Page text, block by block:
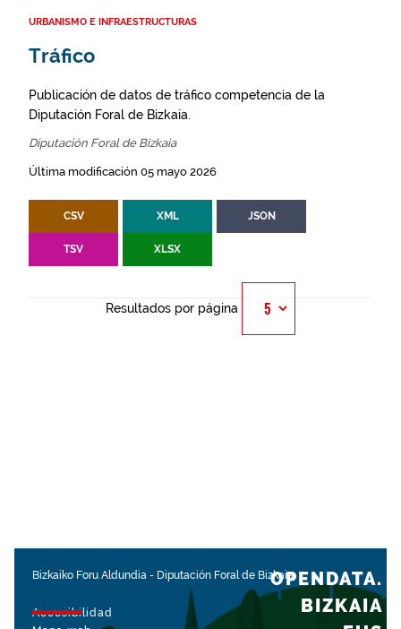
URBANISMO E INFRAESTRUCTURAS
Tráfico
Publicación de datos de tráfico competencia de la
Diputación Foral de Bizkaia.
Diputación Foral de Bizkaia
Última modificación 05 mayo 2026
CSV XML JSON
TSV XLSX
Resultados por página
Bizkaiko Foru Aldundia - Diputación Foral de Bizkaia
Accesibilidad
OPENDATA.
BIZKAIA